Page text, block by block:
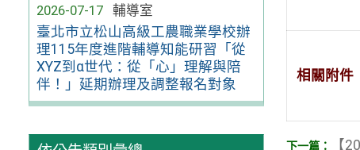
2026-07-17
輔導室
臺北市立松山高級工農職業學校辦
理115年度進階輔導知能研習「從
XYZ到α世代：從「心」理解與陪
伴！」延期辦理及調整報名對象
相關附件
【